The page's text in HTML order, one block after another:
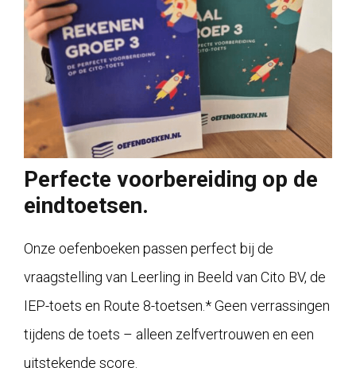
Perfecte voorbereiding op de
eindtoetsen.
Onze oefenboeken passen perfect bij de
vraagstelling van Leerling in Beeld van Cito BV, de
IEP-toets en Route 8-toetsen.* Geen verrassingen
tijdens de toets – alleen zelfvertrouwen en een
uitstekende score.